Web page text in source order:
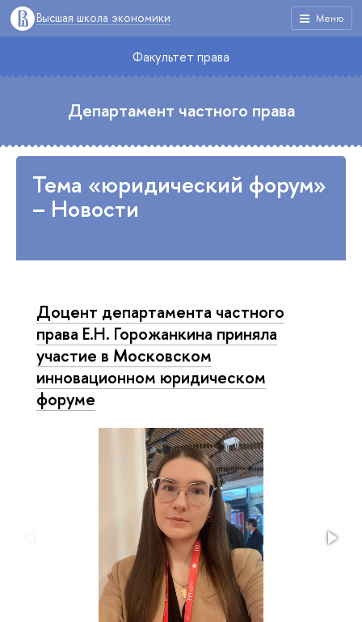
Меню
Высшая школа экономики
Факультет права
Департамент частного права
Тема «юридический форум»
– Новости
Доцент департамента частного
права Е.Н. Горожанкина приняла
участие в Московском
инновационном юридическом
форуме